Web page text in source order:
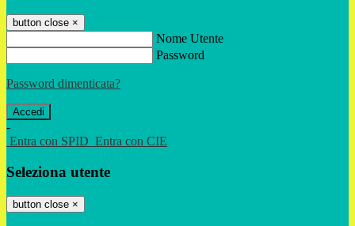
button close ×
Nome Utente
Password
Password dimenticata?
-
Entra con SPID Entra con CIE
Seleziona utente
button close ×